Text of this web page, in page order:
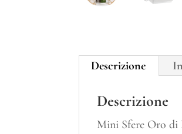
Descrizione
Descrizione
Mini Sfere Oro di